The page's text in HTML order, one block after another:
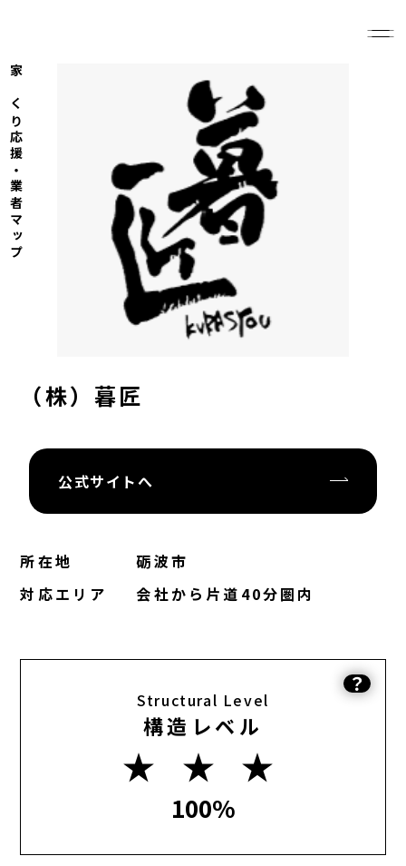
家づくり応援・業者マップ
（株）暮匠
公式サイトへ
所在地
砺波市
対応エリア
会社から片道40分圏内
Structural Level
構造レベル
★ ★ ★
100%
？